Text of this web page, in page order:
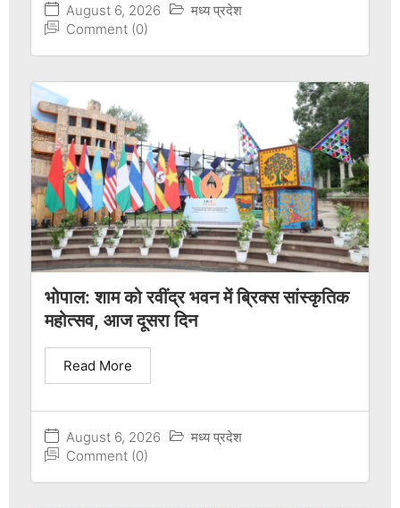
August 6, 2026
मध्य प्रदेश
Comment (0)
भोपाल: शाम को रवींद्र भवन में ब्रिक्स सांस्कृतिक
महोत्सव, आज दूसरा दिन
August 6, 2026
मध्य प्रदेश
Comment (0)
Read More